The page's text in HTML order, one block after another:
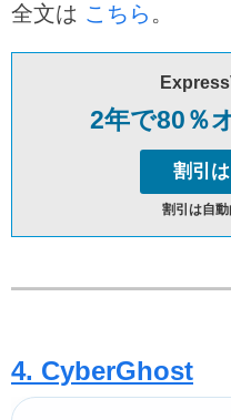
全文は こちら 。
2年で80％
割引
割引は自
4. CyberGhost